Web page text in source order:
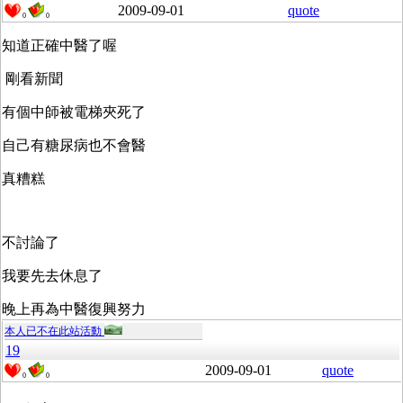
0 0 2009-09-01 quote
知道正確中醫了喔
剛看新聞
有個中師被電梯夾死了
自己有糖尿病也不會醫
真糟糕
不討論了
我要先去休息了
晚上再為中醫復興努力
本人已不在此站活動
19
0 0 2009-09-01 quote